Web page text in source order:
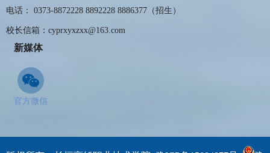
电话： 0373-8872228 8892228 8886377（招生）
校长信箱：cyprxyxzxx@163.com
新媒体
官方微信